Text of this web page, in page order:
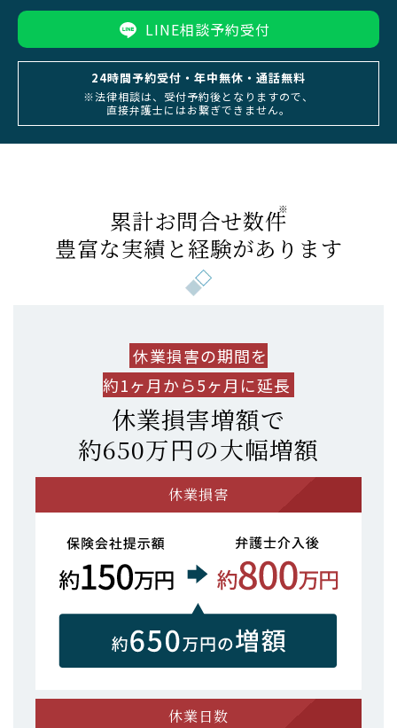
LINE相談予約受付
24時間予約受付・年中無休・通話無料
※法律相談は、受付予約後となりますので、
直接弁護士にはお繋ぎできません。
累計お問合せ数件
※
豊富な実績と経験があります
休業損害の期間を
約1ヶ月から5ヶ月に延長
休業損害増額で
約650万円の大幅増額
休業損害
休業日数